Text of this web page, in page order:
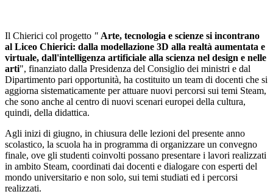
Il Chierici col progetto " Arte, tecnologia e scienze si incontrano
al Liceo Chierici: dalla modellazione 3D alla realtà aumentata e
virtuale, dall'intelligenza artificiale alla scienza nel design e nelle
arti", finanziato dalla Presidenza del Consiglio dei ministri e dal
Dipartimento pari opportunità, ha costituito un team di docenti che si
aggiorna sistematicamente per attuare nuovi percorsi sui temi Steam,
che sono anche al centro di nuovi scenari europei della cultura,
quindi, della didattica.
Agli inizi di giugno, in chiusura delle lezioni del presente anno
scolastico, la scuola ha in programma di organizzare un convegno
finale, ove gli studenti coinvolti possano presentare i lavori realizzati
in ambito Steam, coordinati dai docenti e dialogare con esperti del
mondo universitario e non solo, sui temi studiati ed i percorsi
realizzati.